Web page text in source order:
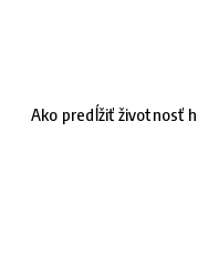
Ako predĺžiť životnosť